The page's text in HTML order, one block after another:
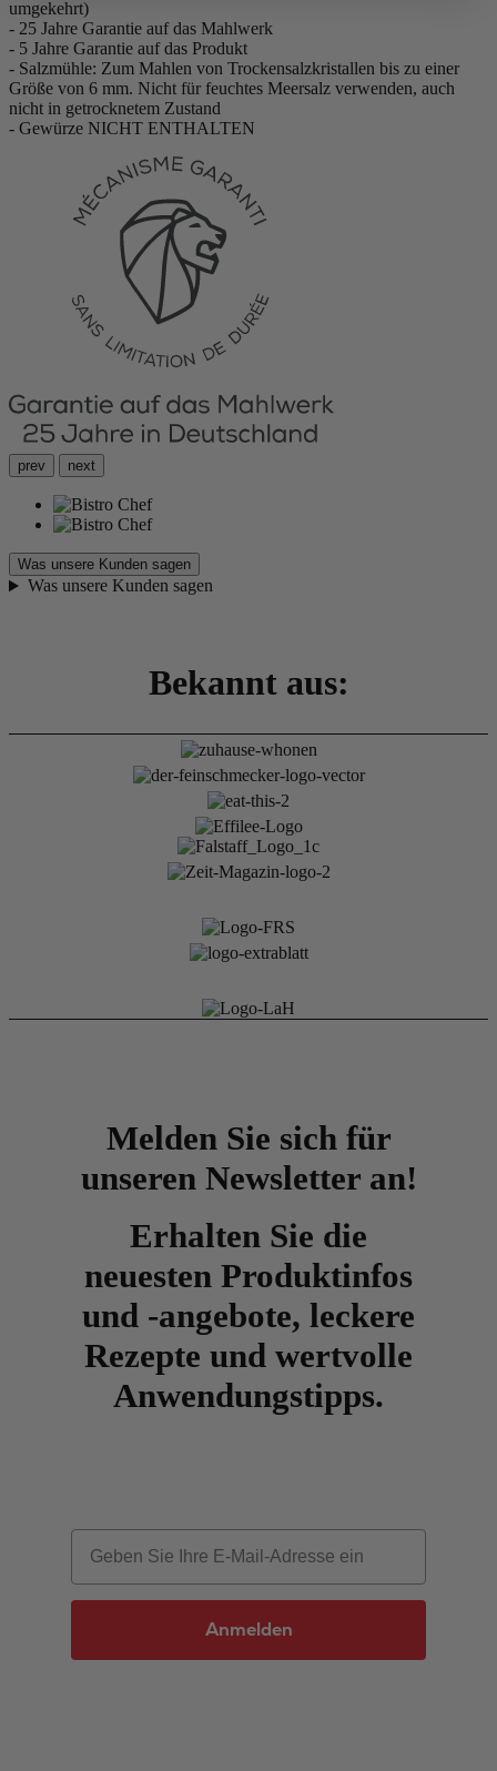
umgekehrt)
- 25 Jahre Garantie auf das Mahlwerk
- 5 Jahre Garantie auf das Produkt
- Salzmühle: Zum Mahlen von Trockensalzkristallen bis zu einer
Größe von 6 mm. Nicht für feuchtes Meersalz verwenden, auch
nicht in getrocknetem Zustand
- Gewürze NICHT ENTHALTEN
prev next
Was unsere Kunden sagen
Was unsere Kunden sagen
Bekannt aus:
Melden Sie sich für
unseren Newsletter an!
Erhalten Sie die
neuesten Produktinfos
und -angebote, leckere
Rezepte und wertvolle
Anwendungstipps.
Email
Anmelden